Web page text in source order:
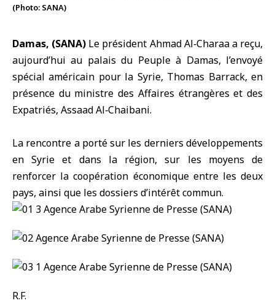
(Photo: SANA)
Damas, (SANA) Le président Ahmad Al‑Charaaa reçu,
aujourd’hui au palais du Peuple à Damas, l’envoyé
spécial américain pour la Syrie, Thomas Barrack, en
présence du ministre des Affaires étrangères et des
Expatriés, Assaad Al‑Chaibani.
La rencontre a porté sur les derniers développements
en Syrie et dans la région, sur les moyens de
renforcer la coopération économique entre les deux
pays, ainsi que les dossiers d’intérêt commun.
R.F.